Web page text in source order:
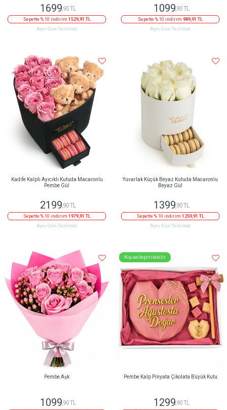
1699,90 TL
Sepette % 10 indirim 1529,91 TL
Aynı Gün Teslimat
1099,90 TL
Sepette % 10 indirim 989,91 TL
Aynı Gün Teslimat
Kadife Kalpli Ayıcıklı Kutuda Macaronlu
Pembe Gül
2199,90 TL
Sepette % 10 indirim 1979,91 TL
Aynı Gün Teslimat
Yuvarlak Küçük Beyaz Kutuda Macaronlu
Beyaz Gül
1399,90 TL
Sepette % 10 indirim 1259,91 TL
Aynı Gün Teslimat
Pembe Aşk
1099,90 TL
Kişiselleştirilebilir
Pembe Kalp Pinyata Çikolata Büyük Kutu
1299,90 TL